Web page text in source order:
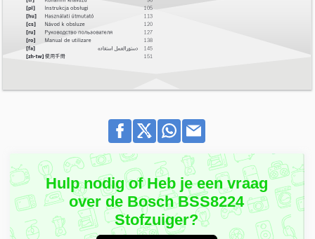
Hulp nodig of Heb je een vraag
over de Bosch BSS8224
Stofzuiger?